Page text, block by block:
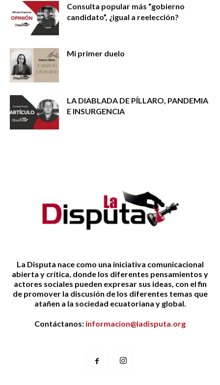
Consulta popular más “gobierno
candidato”, ¿igual a reelección?
Mi primer duelo
LA DIABLADA DE PÍLLARO, PANDEMIA
E INSURGENCIA
La Disputa nace como una iniciativa comunicacional
abierta y crítica, donde los diferentes pensamientos y
actores sociales pueden expresar sus ideas, con el fin
de promover la discusión de los diferentes temas que
atañen a la sociedad ecuatoriana y global.
Contáctanos: informacion@ladisputa.org